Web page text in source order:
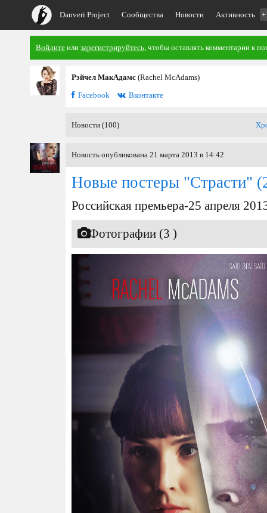
Danveri Project Сообщества Новости Активность
Войдите или зарегистрируйтесь, чтобы оставлять комментарии к
Рэйчел МакАдамс (Rachel McAdams)
Facebook
Вконтакте
Новости (100)
Новость опубликована 21 марта 2013 в 14:42
Новые постеры "Страсти"
Российская премьера-25 апреля
Фотографии (3 )